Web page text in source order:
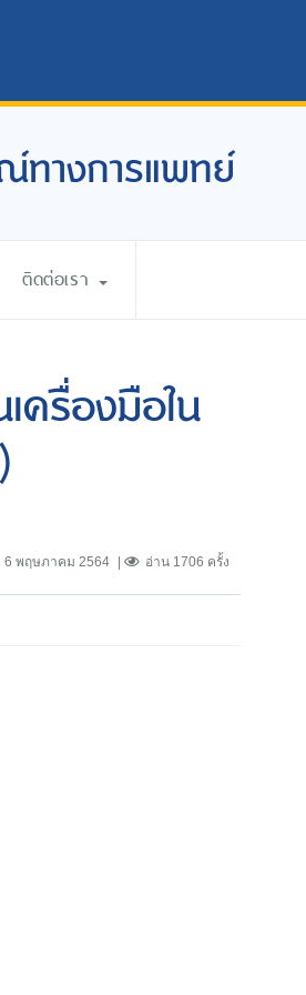
ทางการแพทย์
ติดต่อเรา
ครื่องมือใน
6 พฤษภาคม 2564 อ่าน 1706 ครั้ง